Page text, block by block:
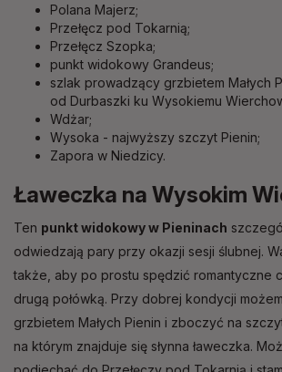
Polana Majerz;
Przełęcz pod Tokarnią;
Przełęcz Szopka;
punkt widokowy Grandeus;
szlak prowadzący grzbietem Małych
od Durbaszki ku Wysokiemu
Wdżar;
Wysoka - najwyższy szczyt Pienin;
Zapora w Niedzicy.
Ławeczka na Wysokim
Ten punkt widokowy w Pieninach
odwiedzają pary przy okazji sesji ślubnej.
także, aby po prostu spędzić romantyczne
drugą połówką. Przy dobrej kondycji
grzbietem Małych Pienin i zboczyć na
na którym znajduje się słynna ławeczka.